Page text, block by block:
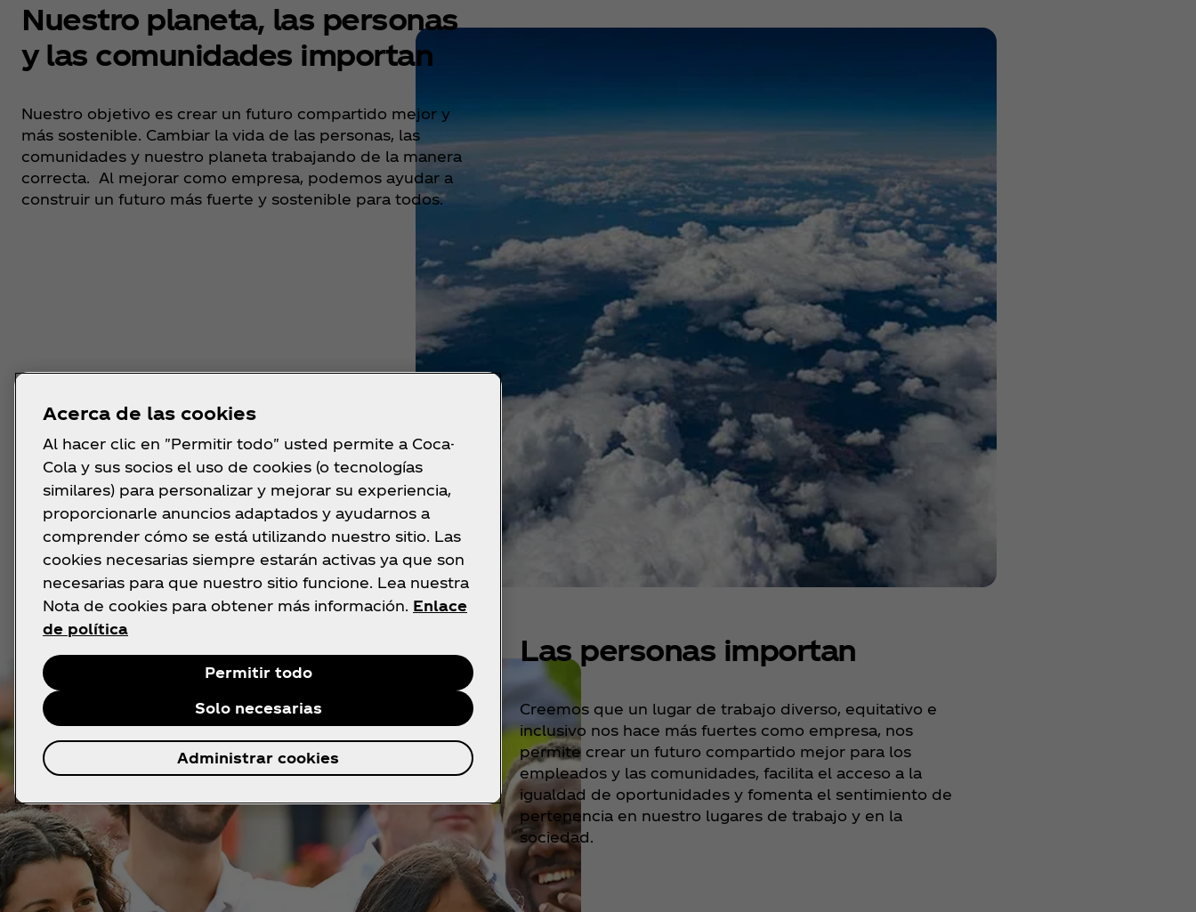
Nuestro planeta, las personas
y las comunidades importan
Nuestro objetivo es crear un futuro compartido mejor y
más sostenible. Cambiar la vida de las personas, las
comunidades y nuestro planeta trabajando de la manera
correcta. Al mejorar como empresa, podemos ayudar a
construir un futuro más fuerte y sostenible para todos.
Descubre más
Las personas importan
Creemos que un lugar de trabajo diverso, equitativo e
inclusivo nos hace más fuertes como empresa, nos
permite crear un futuro compartido mejor para los
empleados y las comunidades, facilita el acceso a la
igualdad de oportunidades y fomenta el sentimiento de
pertenencia en nuestro lugares de trabajo y en la
sociedad.
Acerca de las cookies
Al hacer clic en "Permitir todo" usted permite a Coca-
Cola y sus socios el uso de cookies (o tecnologías
similares) para personalizar y mejorar su experiencia,
proporcionarle anuncios adaptados y ayudarnos a
comprender cómo se está utilizando nuestro sitio. Las
cookies necesarias siempre estarán activas ya que son
necesarias para que nuestro sitio funcione. Lea nuestra
Nota de cookies para obtener más información. Enlace
de política
Permitir todo
Solo necesarias
Administrar cookies